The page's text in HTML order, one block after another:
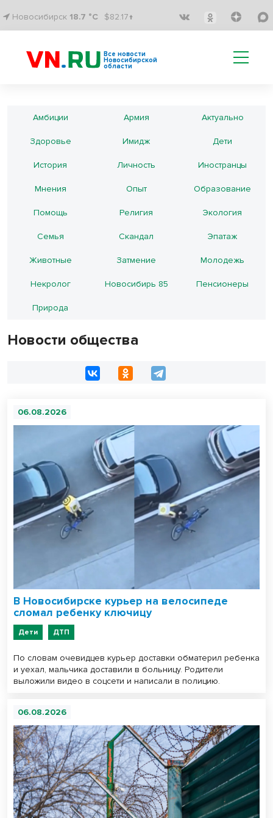
Новосибирск 18.7 °C $82.17↑
Все новости
Новосибирской
области
Амбиции Армия Актуально
Здоровье Имидж Дети
История Личность Иностранцы
Мнения Опыт Образование
Помощь Религия Экология
Семья Скандал Эпатаж
Животные Затмение Молодежь
Некролог Новосибирь 85 Пенсионеры
Природа
Новости общества
06.08.2026
В Новосибирске курьер на велосипеде
сломал ребенку ключицу
Дети ДТП
По словам очевидцев курьер доставки обматерил ребенка
и уехал, мальчика доставили в больницу. Родители
выложили видео в соцсети и написали в полицию.
06.08.2026